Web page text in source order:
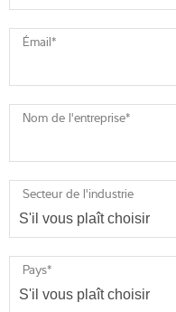
Émail*
Nom de l'entreprise*
Secteur de l'industrie
Pays*